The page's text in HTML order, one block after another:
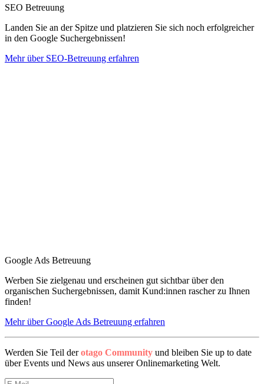
SEO Betreuung
Landen Sie an der Spitze und platzieren Sie sich noch erfolgreicher
in den Google Suchergebnissen!
Mehr über SEO-Betreuung erfahren
Google Ads Betreuung
Werben Sie zielgenau und erscheinen gut sichtbar über den
organischen Suchergebnissen, damit Kund:innen rascher zu Ihnen
finden!
Mehr über Google Ads Betreuung erfahren
Werden Sie Teil derotago Community und bleiben Sie up to date
über Events und News aus unserer Onlinemarketing Welt.